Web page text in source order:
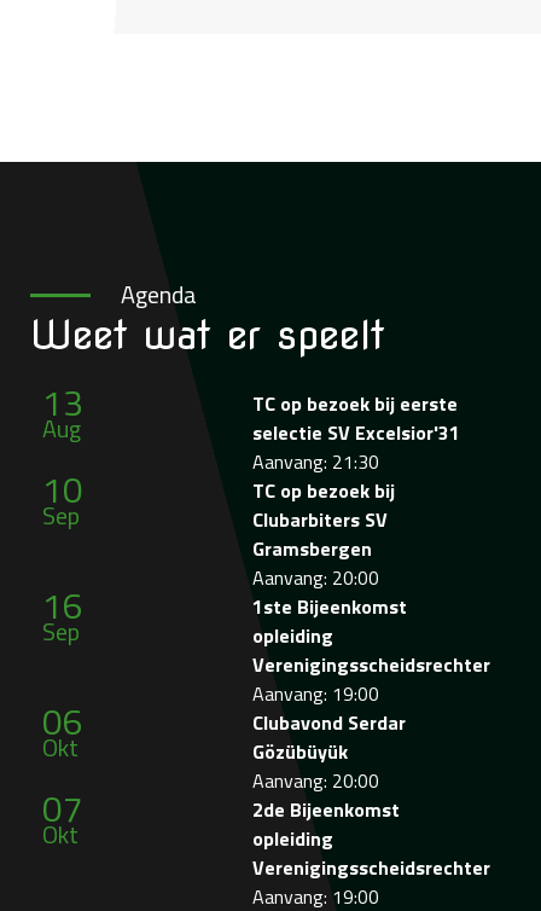
Agenda
Weet wat er speelt
13
Aug
TC op bezoek bij eerste
selectie SV Excelsior'31
Aanvang: 21:30
10
Sep
TC op bezoek bij
Clubarbiters SV
Gramsbergen
Aanvang: 20:00
16
Sep
1ste Bijeenkomst
opleiding
Verenigingsscheidsrechter
Aanvang: 19:00
06
Okt
Clubavond Serdar
Gözübüyük
Aanvang: 20:00
07
Okt
2de Bijeenkomst
opleiding
Verenigingsscheidsrechter
Aanvang: 19:00